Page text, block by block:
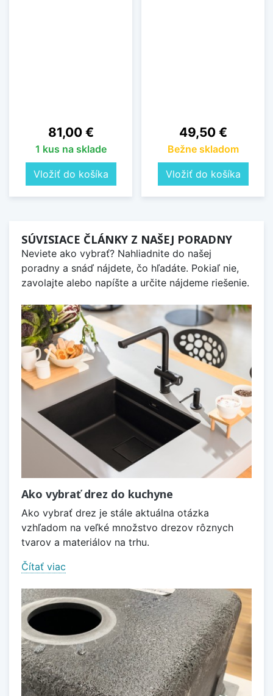
Cena
81,00 €
1 kus na sklade
Vložiť do košíka
Cena
49,50 €
Bežne skladom
Vložiť do košíka
SÚVISIACE ČLÁNKY Z NAŠEJ PORADNY
Neviete ako vybrať? Nahliadnite do našej
poradny a snáď nájdete, čo hľadáte. Pokiaľ nie,
zavolajte alebo napíšte a určite nájdeme riešenie.
Ako vybrať drez do kuchyne
Ako vybrať drez je stále aktuálna otázka
vzhľadom na veľké množstvo drezov rôznych
tvarov a materiálov na trhu.
Čítať viac